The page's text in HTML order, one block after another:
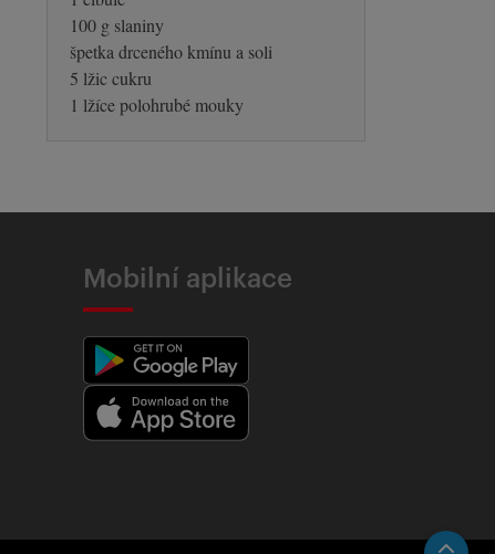
100 g slaniny
špetka drceného kmínu a soli
5 lžic cukru
1 lžíce polohrubé mouky
Mobilní aplikace